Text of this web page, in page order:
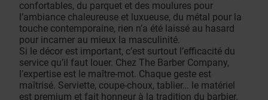
confortables, du parquet et des moulures pour
l’ambiance chaleureuse et luxueuse, du métal pour la
touche contemporaine, rien n’a été laissé au hasard
pour incarner au mieux la masculinité.
Si le décor est important, c’est surtout l’efficacité du
service qu’il faut louer. Chez The Barber Company,
l’expertise est le maître-mot. Chaque geste est
maîtrisé. Serviette, coupe-choux, tablier… le matériel
est premium et fait honneur à la tradition du barbier.